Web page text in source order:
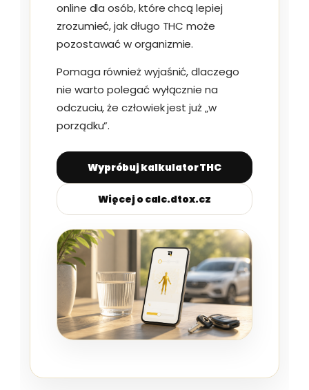
online dla osób, które chcą lepiej
zrozumieć, jak długo THC może
pozostawać w organizmie.
Pomaga również wyjaśnić, dlaczego
nie warto polegać wyłącznie na
odczuciu, że człowiek jest już „w
porządku”.
Wypróbuj kalkulator THC
Więcej o calc.dtox.cz